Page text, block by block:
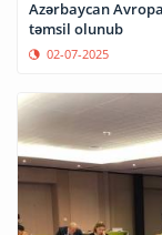
Azərbaycan
təmsil olunub
02-07-2025